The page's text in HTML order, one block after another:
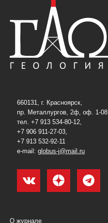
660131, г. Красноярск,
пр. Металлургов, 2ф, оф. 1-08
тел. +7 913 534-80-12,
+7 906 911-27-03,
+7 913 532-92-11
e-mail: globus-j@mail.ru
О журнале